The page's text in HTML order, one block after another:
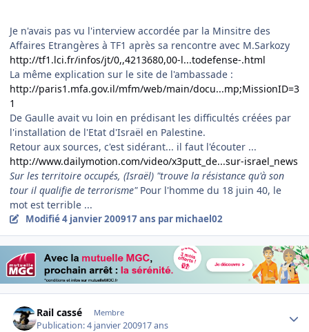
Je n'avais pas vu l'interview accordée par la Minsitre des
Affaires Etrangères à TF1 après sa rencontre avec M.Sarkozy
http://tf1.lci.fr/infos/jt/0,,4213680,00-l...todefense-.html
La même explication sur le site de l'ambassade :
http://paris1.mfa.gov.il/mfm/web/main/docu...mp;MissionID=3
1
De Gaulle avait vu loin en prédisant les difficultés créées par
l'installation de l'Etat d'Israël en Palestine.
Retour aux sources, c'est sidérant... il faut l'écouter ...
http://www.dailymotion.com/video/x3putt_de...sur-israel_news
Sur les territoire occupés, (Israël) "trouve la résistance qu'à son
tour il qualifie de terrorisme"Pour l'homme du 18 juin 40, le
mot est terrible ...
Modifié4 janvier 200917 ans par michael02
Rail cassé Membre
Publication:4 janvier 200917 ans